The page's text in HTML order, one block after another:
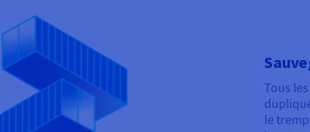
Tous
le